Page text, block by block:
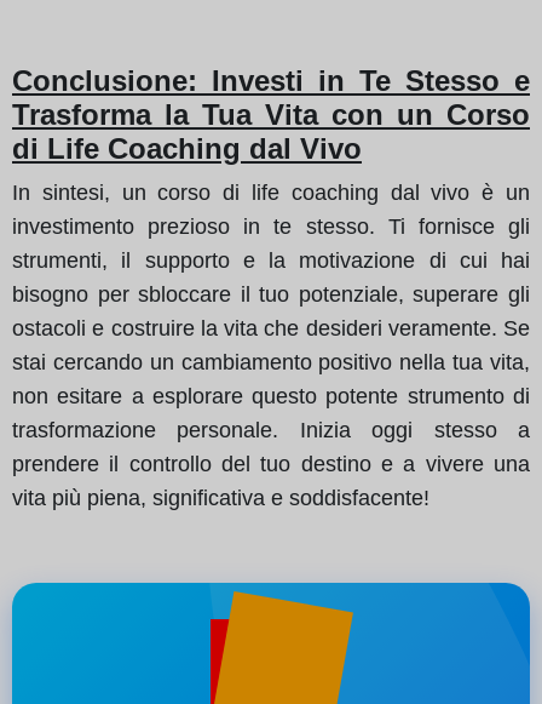
Conclusione: Investi in Te Stesso e
Trasforma la Tua Vita con un Corso
di Life Coaching dal Vivo
In sintesi, un corso di life coaching dal vivo è un
investimento prezioso in te stesso. Ti fornisce gli
strumenti, il supporto e la motivazione di cui hai
bisogno per sbloccare il tuo potenziale, superare gli
ostacoli e costruire la vita che desideri veramente. Se
stai cercando un cambiamento positivo nella tua vita,
non esitare a esplorare questo potente strumento di
trasformazione personale. Inizia oggi stesso a
prendere il controllo del tuo destino e a vivere una
vita più piena, significativa e soddisfacente!